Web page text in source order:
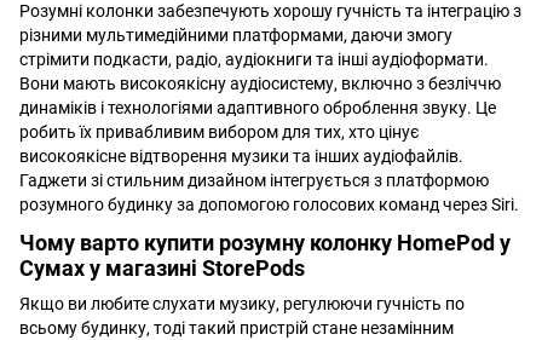
Розумні колонки забезпечують хорошу гучність та інтеграцію з
різними мультимедійними платформами, даючи змогу
стрімити подкасти, радіо, аудіокниги та інші аудіоформати.
Вони мають високоякісну аудіосистему, включно з безліччю
динаміків і технологіями адаптивного оброблення звуку. Це
робить їх привабливим вибором для тих, хто цінує
високоякісне відтворення музики та інших аудіофайлів.
Гаджети зі стильним дизайном інтегрується з платформою
розумного будинку за допомогою голосових команд через Siri.
Чому варто купити розумну колонку HomePod у
Сумах у магазині StorePods
Якщо ви любите слухати музику, регулюючи гучність по
всьому будинку, тоді такий пристрій стане незамінним